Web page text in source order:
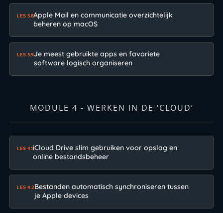
LES 3.8Apple Mail en communicatie overzichtelijk
beheren op macOS
LES 3.9Je meest gebruikte apps en favoriete
software logisch organiseren
MODULE 4 - WERKEN IN DE ‘CLOUD’
LES 4.1iCloud Drive slim gebruiken voor opslag en
online bestandsbeheer
LES 4.2Bestanden automatisch synchroniseren tussen
je Apple devices